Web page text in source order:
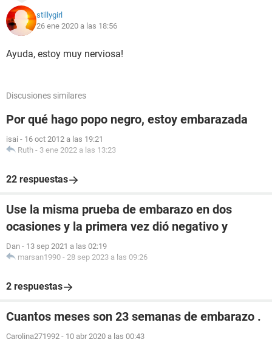
stillygirl
26 ene 2020 a las 18:56
Ayuda, estoy muy nerviosa!
Discusiones similares
Por qué hago popo negro, estoy embarazada
isai - 16 oct 2012 a las 19:21
Ruth - 3 ene 2022 a las 13:23
22 respuestas
Use la misma prueba de embarazo en dos
ocasiones y la primera vez dió negativo y
Dan - 13 sep 2021 a las 02:19
marsan1990 - 28 sep 2023 a las 09:26
2 respuestas
Cuantos meses son 23 semanas de embarazo .
Carolina271992 - 10 abr 2020 a las 00:43